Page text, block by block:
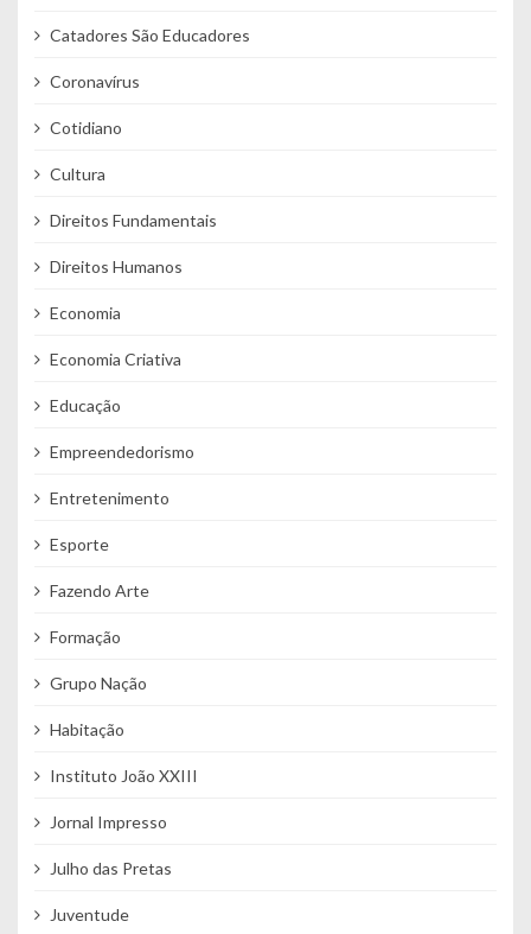
Catadores São Educadores
Coronavírus
Cotidiano
Cultura
Direitos Fundamentais
Direitos Humanos
Economia
Economia Criativa
Educação
Empreendedorismo
Entretenimento
Esporte
Fazendo Arte
Formação
Grupo Nação
Habitação
Instituto João XXIII
Jornal Impresso
Julho das Pretas
Juventude